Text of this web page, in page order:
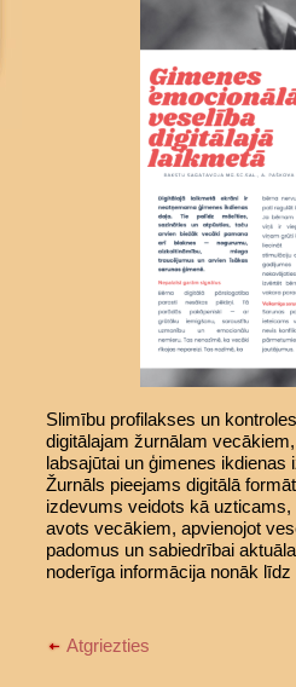
Slimību profilakses un
digitālajam žurnālam
labsajūtai un ģimenes ikdienas
Žurnāls pieejams digitālā
izdevums veidots kā
avots vecākiem, apvienojot
padomus un sabiedrībai
noderīga informācija nonāk
Atgriezties